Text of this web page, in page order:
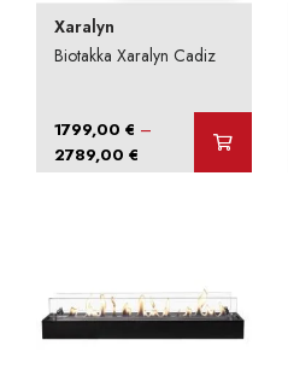
Xaralyn
Biotakka Xaralyn Cadiz
1799,00€ –
2789,00€ Hintaluokka:
1799,00 €